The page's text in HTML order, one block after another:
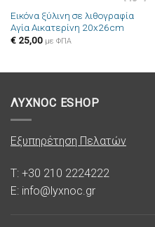
Πρόσθήκη
στην λίστα
Εικόνα ξύλινη σε λιθογραφία
Αγία Αικατερίνη 20x26cm
€25,00 με ΦΠΑ
ΛΥΧΝΟC ESHOP
Εξυπηρέτηση Πελατών
T: +30 210 2224222
E: info@lyxnoc.gr